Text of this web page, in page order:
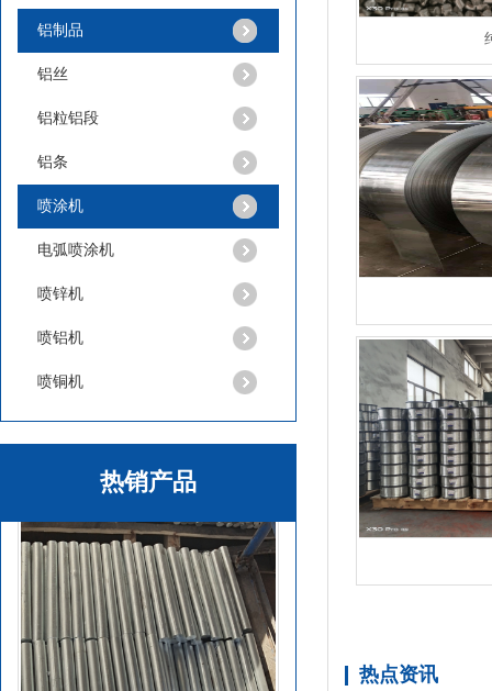
铝制品
铝丝
铝粒铝段
铝条
喷涂机
电弧喷涂机
喷锌机
喷铝机
喷铜机
热销产品
热点资讯